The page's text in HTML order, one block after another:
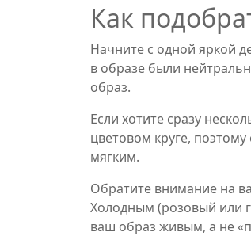
Как
Начните с одной яркой
в образе были
образ.
Если хотите сразу
цветовом круге,
мягким.
Обратите внимание на
Холодным (розовый или
ваш образ живым, а не